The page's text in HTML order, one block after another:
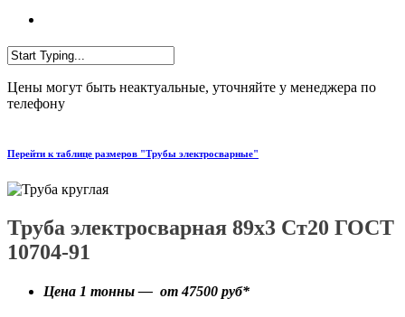
Цены могут быть неактуальные, уточняйте у менеджера по
телефону
Перейти к таблице размеров "Трубы электросварные"
Труба электросварная 89х3 Ст20 ГОСТ
10704-91
Цена 1 тонны — от47500 руб*